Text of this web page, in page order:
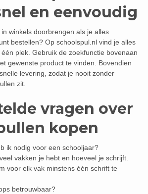
en eenvoudig
winkels doorbrengen als je alles
bestellen? Op schoolspul.nl vind je alles
plek. Gebruik de zoekfunctie bovenaan
gewenste product te vinden. Bovendien
levering, zodat je nooit zonder
zit.
vragen over
kopen
ik nodig voor een schooljaar?
vakken je hebt en hoeveel je schrijft.
voor elk vak minstens één schrift te
betrouwbaar?